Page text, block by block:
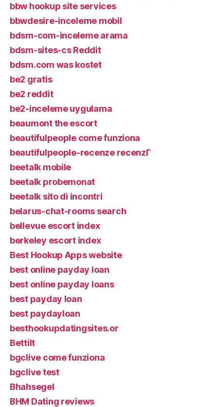
bbw hookup site services
bbwdesire-inceleme mobil
bdsm-com-inceleme arama
bdsm-sites-cs Reddit
bdsm.com was kostet
be2 gratis
be2 reddit
be2-inceleme uygulama
beaumont the escort
beautifulpeople come funziona
beautifulpeople-recenze recenzГ­
beetalk mobile
beetalk probemonat
beetalk sito di incontri
belarus-chat-rooms search
bellevue escort index
berkeley escort index
Best Hookup Apps website
best online payday loan
best online payday loans
best payday loan
best paydayloan
besthookupdatingsites.or
Bettilt
bgclive come funziona
bgclive test
Bhahsegel
BHM Dating reviews